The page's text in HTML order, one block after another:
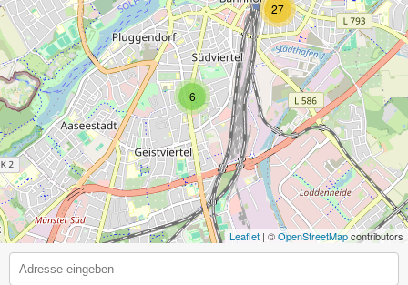
6
27
Leaflet | ©OpenStreetMapcontributors